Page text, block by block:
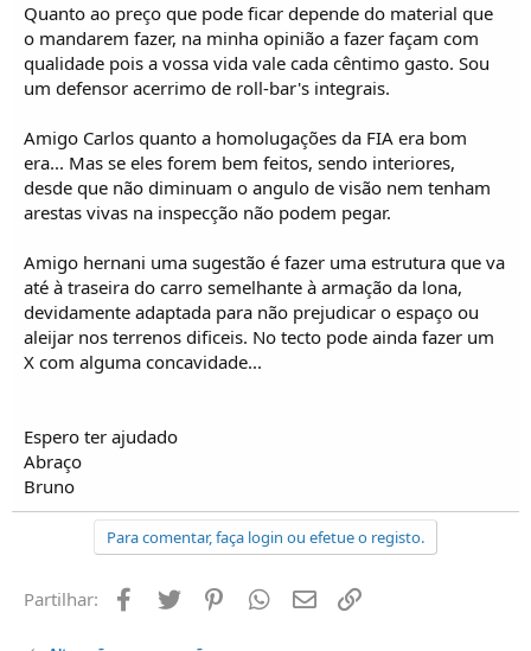
Quanto ao preço que pode ficar depende do material que
o mandarem fazer, na minha opinião a fazer façam com
qualidade pois a vossa vida vale cada cêntimo gasto. Sou
um defensor acerrimo de roll-bar's integrais.
Amigo Carlos quanto a homolugações da FIA era bom
era... Mas se eles forem bem feitos, sendo interiores,
desde que não diminuam o angulo de visão nem tenham
arestas vivas na inspecção não podem pegar.
Amigo hernani uma sugestão é fazer uma estrutura que va
até à traseira do carro semelhante à armação da lona,
devidamente adaptada para não prejudicar o espaço ou
aleijar nos terrenos dificeis. No tecto pode ainda fazer um
X com alguma concavidade...
Espero ter ajudado
Abraço
Bruno
Para comentar, faça login ou efetue o registo.
Partilhar: Facebook
Twitter PinterestWhatsapp
Email